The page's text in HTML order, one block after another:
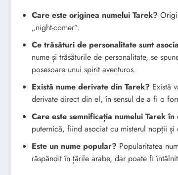
Care este originea numelui Tarek?
„night-comer”.
Ce trăsături de personalitate sunt
nume și trăsăturile de personalitate, se
posesoare unui spirit aventuros.
Există nume derivate din Tarek? Există
derivate direct din el, în sensul de a fi o
Care este semnificația numelui Tarek
puternică, fiind asociat cu misterul nopții și
Este un nume popular? Popularitatea
răspândit în țările arabe, dar poate fi